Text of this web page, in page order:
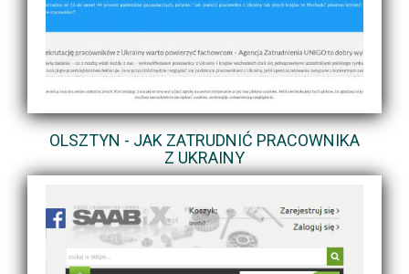
OLSZTYN - JAK ZATRUDNIĆ PRACOWNIKA
Z UKRAINY